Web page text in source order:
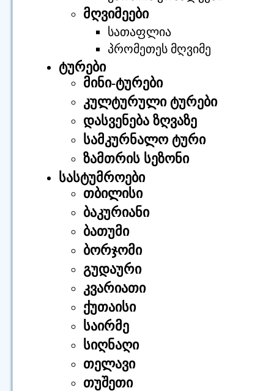
მღვიმეები
სათაფლია
პრომეთეს მღვიმე
ტურები
მინი-ტურები
კულტურული ტურები
დასვენება ზღვაზე
სამკურნალო ტური
ზამთრის სეზონი
სასტუმროები
თბილისი
ბაკურიანი
ბათუმი
ბორჯომი
გუდაური
კვარიათი
ქუთაისი
საირმე
სიღნაღი
თელავი
თუშეთი